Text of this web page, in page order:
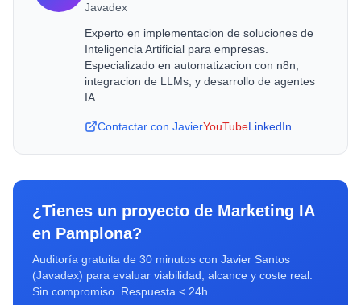
Javadex
Experto en implementacion de soluciones de
Inteligencia Artificial para empresas.
Especializado en automatizacion con n8n,
integracion de LLMs, y desarrollo de agentes
IA.
Contactar con JavierYouTubeLinkedIn
¿Tienes un proyecto de Marketing IA
en Pamplona?
Auditoría gratuita de 30 minutos con Javier Santos
(Javadex) para evaluar viabilidad, alcance y coste real.
Sin compromiso. Respuesta < 24h.